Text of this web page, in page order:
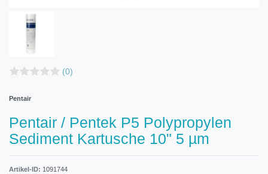
(0)
Pentair
Pentair / Pentek P5 Polypropylen
Sediment Kartusche 10" 5 µm
Artikel-ID: 1091744